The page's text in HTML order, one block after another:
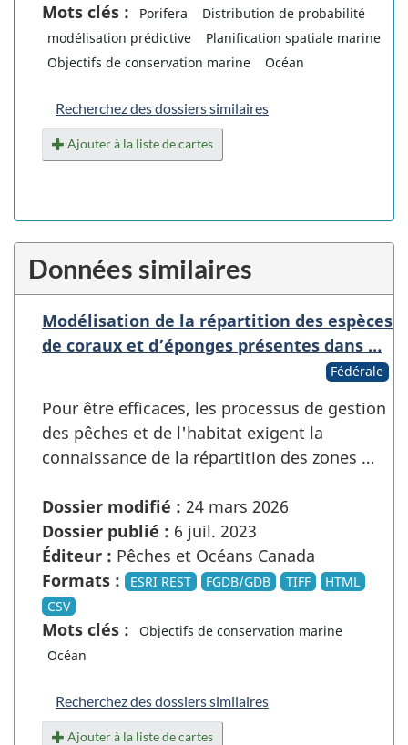
Mots clés : Porifera
Distribution de probabilité
modélisation prédictive
Planification spatiale marine
Objectifs de conservation marine
Océan
Recherchez des dossiers similaires
Ajouter à la liste de cartes
Données similaires
Modélisation de la répartition des espèces
de coraux et d’éponges présentes dans …
Fédérale
Pour être efficaces, les processus de gestion
des pêches et de l'habitat exigent la
connaissance de la répartition des zones …
Dossier modifié : 24 mars 2026
Dossier publié : 6 juil. 2023
Éditeur : Pêches et Océans Canada
Formats :
ESRI REST FGDB/GDB TIFF
HTML
CSV
Mots clés :
Objectifs de conservation marine
Océan
Recherchez des dossiers similaires
Ajouter à la liste de cartes